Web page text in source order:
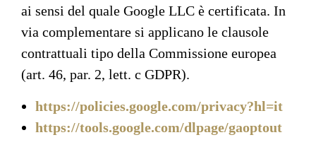
ai sensi del quale Google LLC è certificata. In
via complementare si applicano le clausole
contrattuali tipo della Commissione europea
(art. 46, par. 2, lett. c GDPR).
https://policies.google.com/privacy?hl=it
https://tools.google.com/dlpage/gaoptout